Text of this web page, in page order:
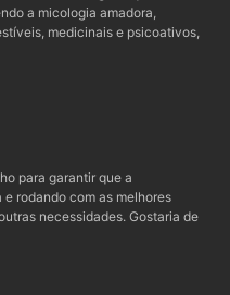
a micologia amadora,
medicinais e psicoativos,
para garantir que a
rodando com as melhores
necessidades. Gostaria de